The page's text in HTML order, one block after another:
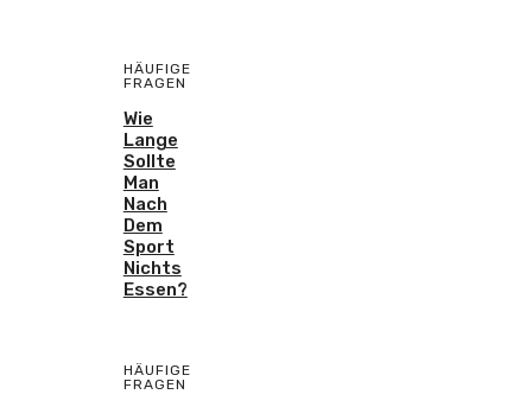
HÄUFIGE
FRAGEN
Wie
Lange
Sollte
Man
Nach
Dem
Sport
Nichts
Essen?
HÄUFIGE
FRAGEN